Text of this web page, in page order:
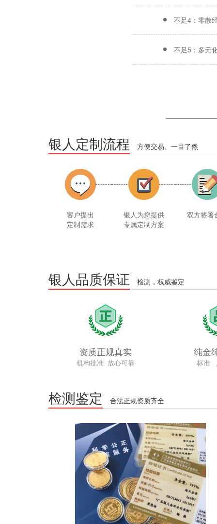
不足4：零散
不足5：多元
银人定制流程 方便交易、一目了然
客户提出
定制需求
银人为您提供
专属定制方案
双方签署
银人品质保证 检测，权威鉴定
资质正规真实
机构批准 放心可靠
纯金
标准
检测鉴定 合法正规资质齐全